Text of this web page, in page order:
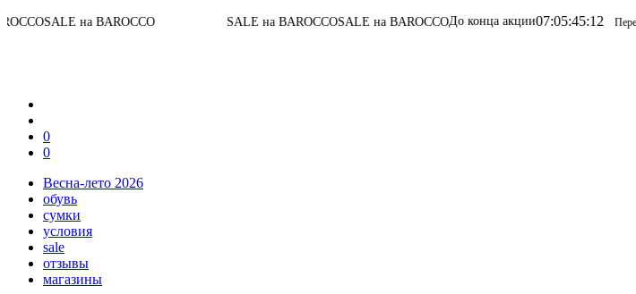
на BAROCCO SALE на BAROCCO SALE на BAROCCO До конца акции07:05:45:12 Перейти в каталог
0
0
Весна-лето 2026
обувь
сумки
условия
sale
отзывы
магазины